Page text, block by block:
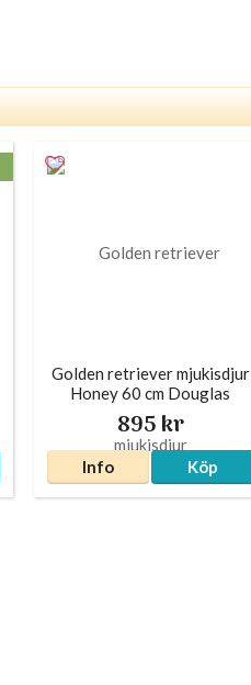
Golden retriever mjukisdjur
Honey 60 cm Douglas
895 kr
Info Köp